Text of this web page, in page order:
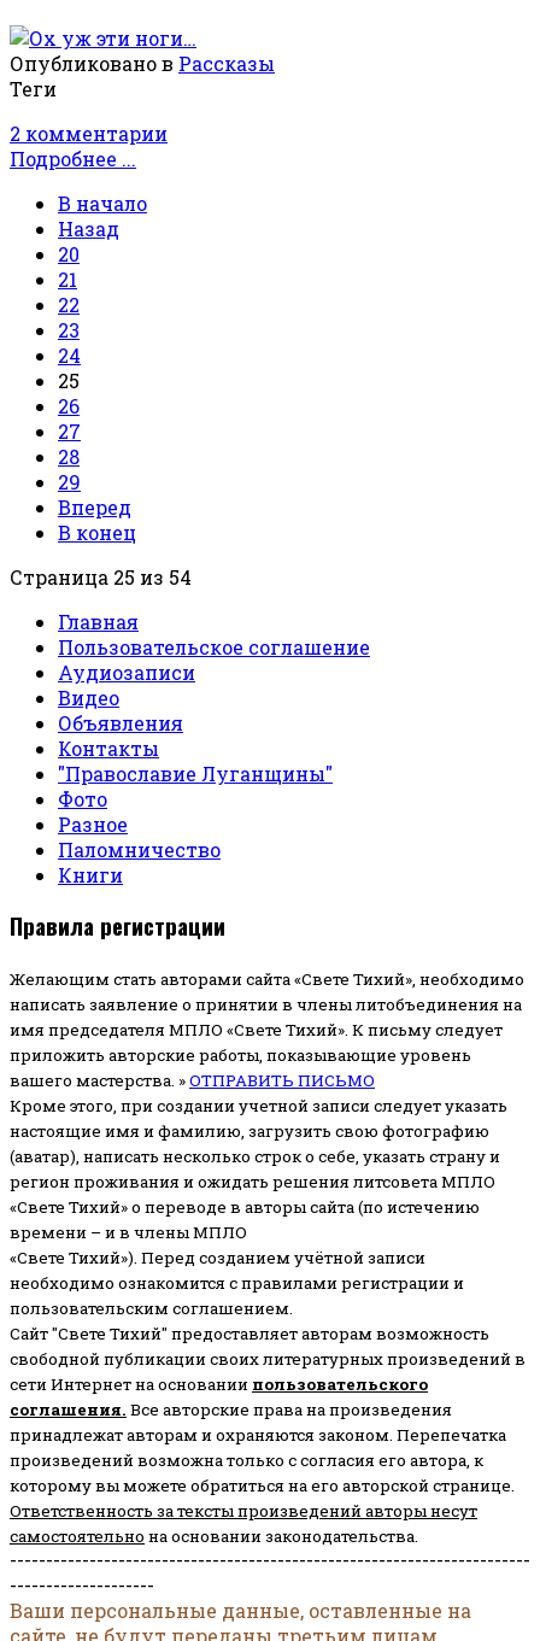
Опубликовано в Рассказы
Теги
2 комментарии
Подробнее ...
В начало
Назад
20
21
22
23
24
25
26
27
28
29
Вперед
В конец
Страница 25 из 54
Главная
Пользовательское соглашение
Аудиозаписи
Видео
Объявления
Контакты
"Православие Луганщины"
Фото
Разное
Паломничество
Книги
Правила регистрации
Желающим стать авторами сайта «Свете Тихий», необходимо
написать заявление о принятии в члены литобъединения на
имя председателя МПЛО «Свете Тихий». К письму следует
приложить авторские работы, показывающие уровень
вашего мастерства. »ОТПРАВИТЬ ПИСЬМО
Кроме этого, при создании учетной записи следует указать
настоящие имя и фамилию, загрузить свою фотографию
(аватар), написать несколько строк о себе, указать страну и
регион проживания и ожидать решения литсовета МПЛО
«Свете Тихий» о переводе в авторы сайта (по истечению
времени – и в члены МПЛО
«Свете Тихий»). Перед созданием учётной записи
необходимо ознакомится с правилами регистрации и
пользовательским соглашением.
Сайт "Свете Тихий" предоставляет авторам возможность
свободной публикации своих литературных произведений в
сети Интернет на основании пользовательского
соглашения. Все авторские права на произведения
принадлежат авторам и охраняются законом. Перепечатка
произведений возможна только с согласия его автора, к
которому вы можете обратиться на его авторской странице.
Ответственность за тексты произведений авторы несут
самостоятельно на основании законодательства.
------------------------------------------------------------------------
--------------------
Ваши персональные данные, оставленные на
сайте, не будут переданы третьим лицам.